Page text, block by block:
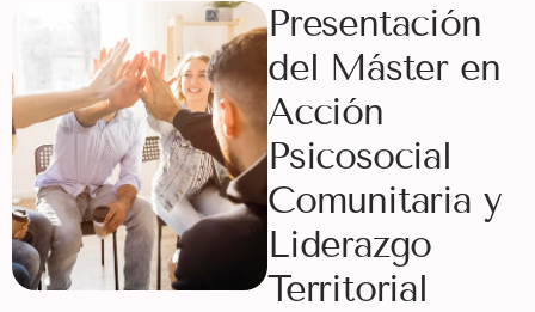
Presentación
del Máster en
Acción
Psicosocial
Comunitaria y
Liderazgo
Territorial